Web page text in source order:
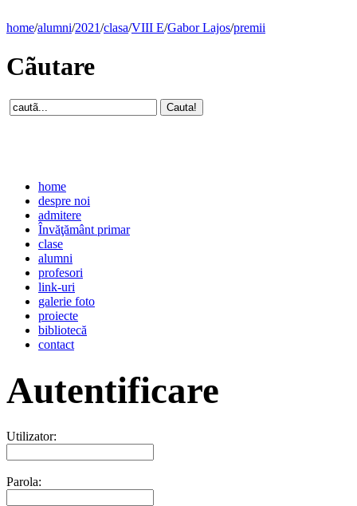
home/alumni/2021/clasa/VIII E/Gabor Lajos/premii
Cãutare
home
despre noi
admitere
Învăţământ primar
clase
alumni
profesori
link-uri
galerie foto
proiecte
bibliotecă
contact
Autentificare
Utilizator:
Parola: